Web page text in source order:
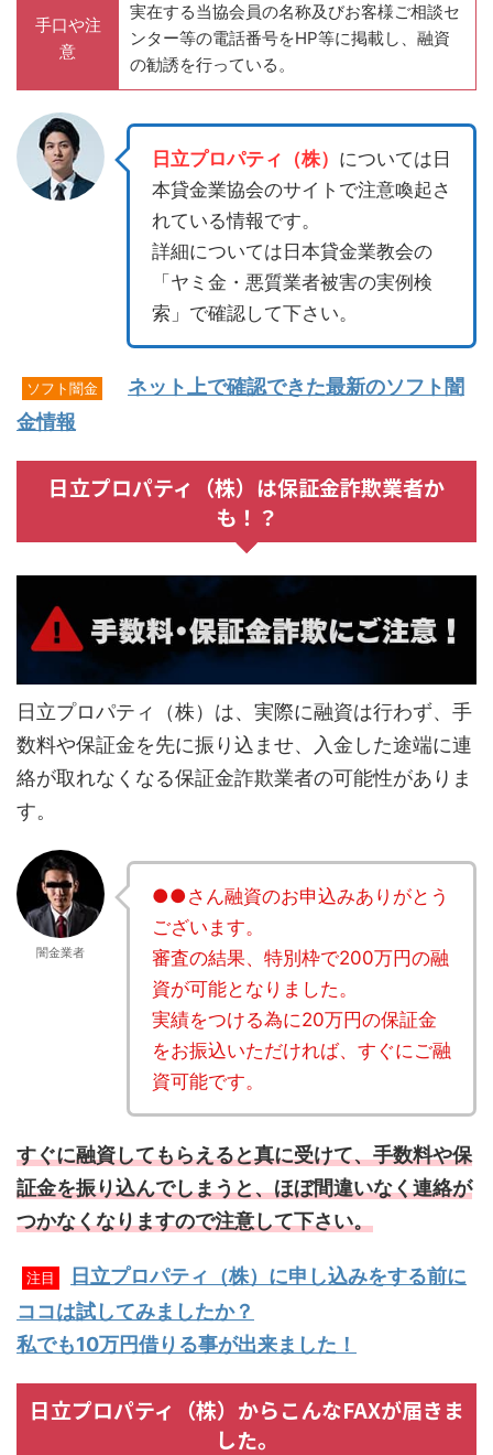
手口や注
意
実在する当協会員の名称及びお客様ご相談セ
ンター等の電話番号をHP等に掲載し、融資
の勧誘を行っている。
日立プロパティ（株） については日
本貸金業協会のサイトで注意喚起さ
れている情報です。
詳細については日本貸金業教会の
「ヤミ金・悪質業者被害の実例検
索」で確認して下さい。
ソフト闇金
ネット上で確認できた最新のソフト闇
金情報
日立プロパティ（株）は保証金詐欺業者か
も！？
日立プロパティ（株）は、実際に融資は行わず、手
数料や保証金を先に振り込ませ、入金した途端に連
絡が取れなくなる保証金詐欺業者の可能性がありま
す。
闇金業者
●●さん融資のお申込みありがとう
ございます。
審査の結果、特別枠で200万円の融
資が可能となりました。
実績をつける為に20万円の保証金
をお振込いただければ、すぐにご融
資可能です。
すぐに融資してもらえると真に受けて、手数料や保
証金を振り込んでしまうと、ほぼ間違いなく連絡が
つかなくなりますので注意して下さい。
注目
日立プロパティ（株）に申し込みをする前に
ココは試してみましたか？
私でも10万円借りる事が出来ました！
日立プロパティ（株）からこんなFAXが届きま
した。